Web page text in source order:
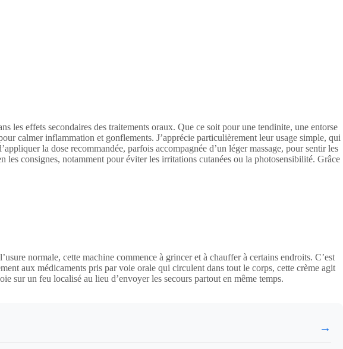
les effets secondaires des traitements oraux. Que ce soit pour une tendinite, une entorse
calmer inflammation et gonflements. J’apprécie particulièrement leur usage simple, qui
la dose recommandée, parfois accompagnée d’un léger massage, pour sentir les
les consignes, notamment pour éviter les irritations cutanées ou la photosensibilité. Grâce
normale, cette machine commence à grincer et à chauffer à certains endroits. C’est
aux médicaments pris par voie orale qui circulent dans tout le corps, cette crème agit
sur un feu localisé au lieu d’envoyer les secours partout en même temps.
→